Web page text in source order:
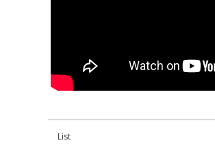
List